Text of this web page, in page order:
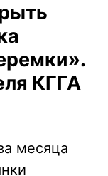
КГГА
месяца